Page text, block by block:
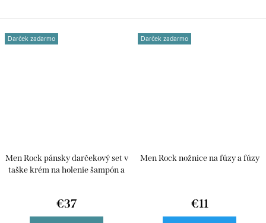
Darček zadarmo
Men Rock pánsky darčekový set v
taške krém na holenie šampón a
€37
Darček zadarmo
Men Rock nožnice na fúzy a fúzy
€11